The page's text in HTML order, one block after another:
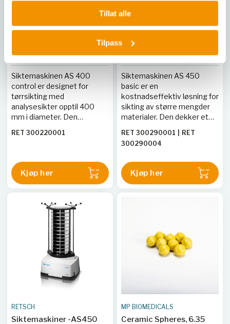
Tillat alle
Tilpass
RETSCH
Siktemaskiner -AS400
control
Siktemaskinen AS 400
control er designet for
tørrsikting med
analysesikter opptil 400
mm i diameter. Den
siktebevegelsen sikrer
vedlikeholdsfri og har digital
justering av alle
parameterkombinasjoner.
RET 300220001
Kjøp her
Siktemaskiner -AS450
basic
Siktemaskinen AS 450
basic er en
kostnadseffektiv løsning for
sikting av større mengder
materialer. Den dekker et
125 mm og kan håndtere
belastninger opptil 15 kg. Tid
digitalt, og en
minnefunksjon tillater
RET 300290001
RET
300290004
Kjøp her
RETSCH
Siktemaskiner -AS450
MP BIOMEDICALS
Ceramic Spheres, 6.35